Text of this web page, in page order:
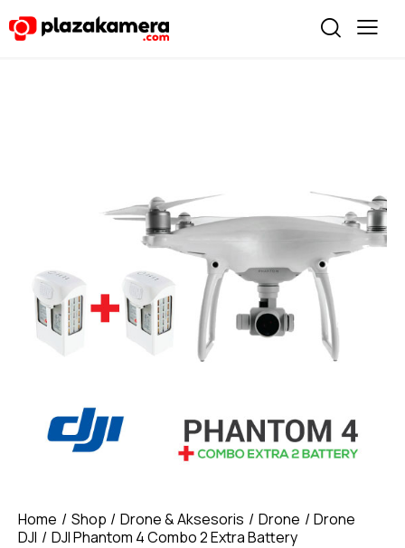
Home Shop Drone & Aksesoris Drone
Drone
DJI
DJI Phantom 4 Combo 2 Extra Battery